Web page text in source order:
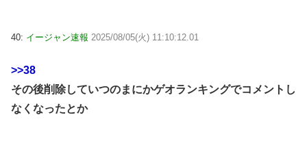
40: イージャン速報 2025/08/05(火) 11:10:12.01
>>38
その後削除していつのまにかゲオランキングでコメントし
なくなったとか